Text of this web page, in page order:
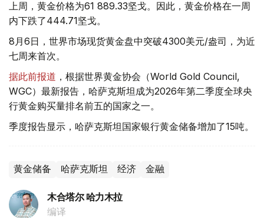
上周，黄金价格为61 889.33坚戈。因此，黄金价格在一周
内下跌了444.71坚戈。
8月6日，世界市场现货黄金盘中突破4300美元/盎司，为近
七周来首次。
据此前报道 ，根据世界黄金协会（World Gold Council,
WGC）最新报告，哈萨克斯坦成为2026年第二季度全球央
行黄金购买量排名前五的国家之一。
季度报告显示，哈萨克斯坦国家银行黄金储备增加了15吨。
黄金储备 哈萨克斯坦 经济 金融
木合塔尔 哈力木拉
编译